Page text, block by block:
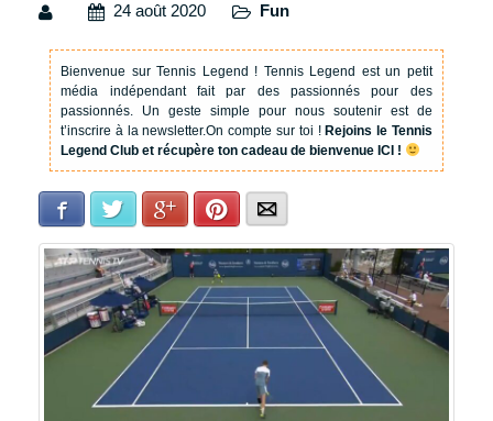
24 août 2020 Fun
Bienvenue sur Tennis Legend ! Tennis Legend est un petit
média indépendant fait par des passionnés pour des
passionnés. Un geste simple pour nous soutenir est de
t’inscrire à la newsletter.On compte sur toi !Rejoins le Tennis
Legend Club et récupère ton cadeau de bienvenue ICI !
Facebook Twitter Google+Pinterest